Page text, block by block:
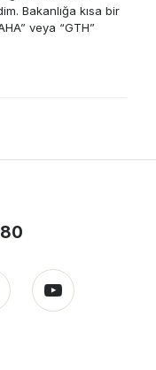
Bakanlığa kısa bir
veya “GTH”